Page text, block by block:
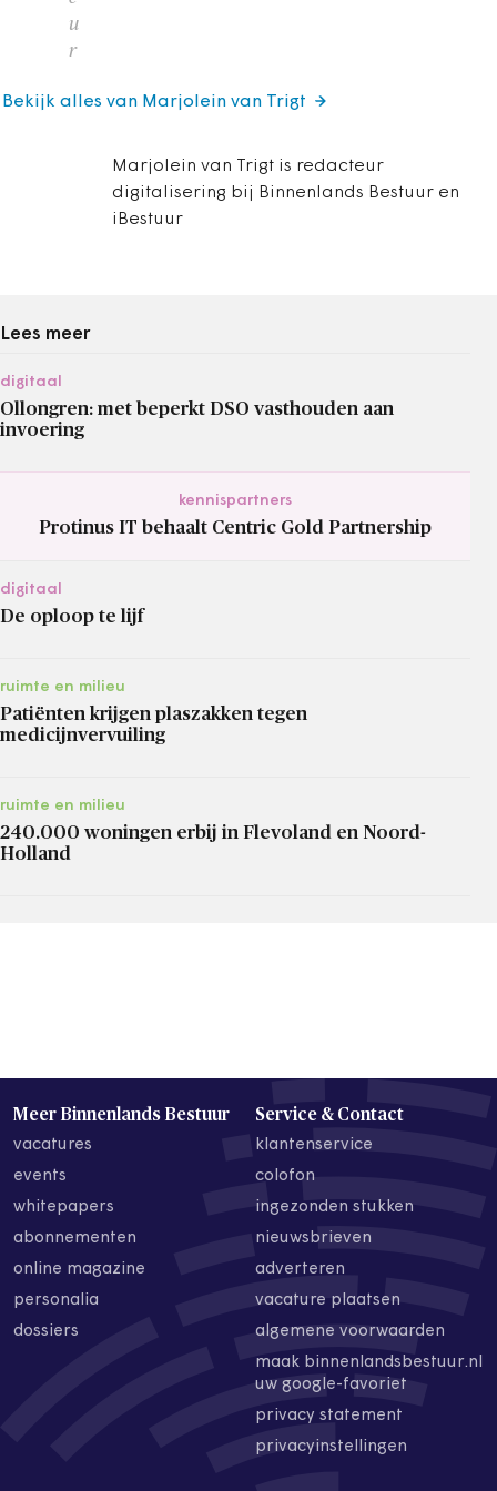
u
r
Marjolein van Trigt is redacteur
digitalisering bij Binnenlands Bestuur en
iBestuur
Bekijk alles van Marjolein van Trigt
Lees meer
digitaal
Ollongren: met beperkt DSO vasthouden aan
invoering
kennispartners
Protinus IT behaalt Centric Gold Partnership
digitaal
De oploop te lijf
ruimte en milieu
Patiënten krijgen plaszakken tegen
medicijnvervuiling
ruimte en milieu
240.000 woningen erbij in Flevoland en Noord-
Holland
Meer Binnenlands Bestuur
vacatures
events
whitepapers
abonnementen
online magazine
personalia
dossiers
Service & Contact
klantenservice
colofon
ingezonden stukken
nieuwsbrieven
adverteren
vacature plaatsen
algemene voorwaarden
maak binnenlandsbestuur.nl
uw google-favoriet
privacy statement
privacyinstellingen